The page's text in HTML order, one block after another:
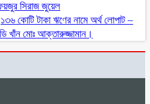
সিরাজ জুয়েল
১৩৬ কোটি টাকা ঋণের নামে অর্থ লোপাট –
মোঃ আক্তারুজ্জামান।